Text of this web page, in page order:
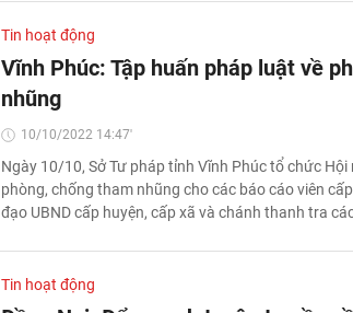
Tin hoạt động
Vĩnh Phúc: Tập huấn pháp luật về
nhũng
10/10/2022 14:47'
Ngày 10/10, Sở Tư pháp tỉnh Vĩnh Phúc tổ chức
phòng, chống tham nhũng cho các báo cáo viên
đạo UBND cấp huyện, cấp xã và chánh thanh tra
Tin hoạt động